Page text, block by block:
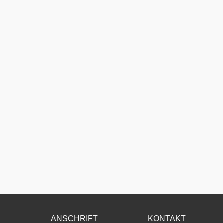
ANSCHRIFT KONTAKT